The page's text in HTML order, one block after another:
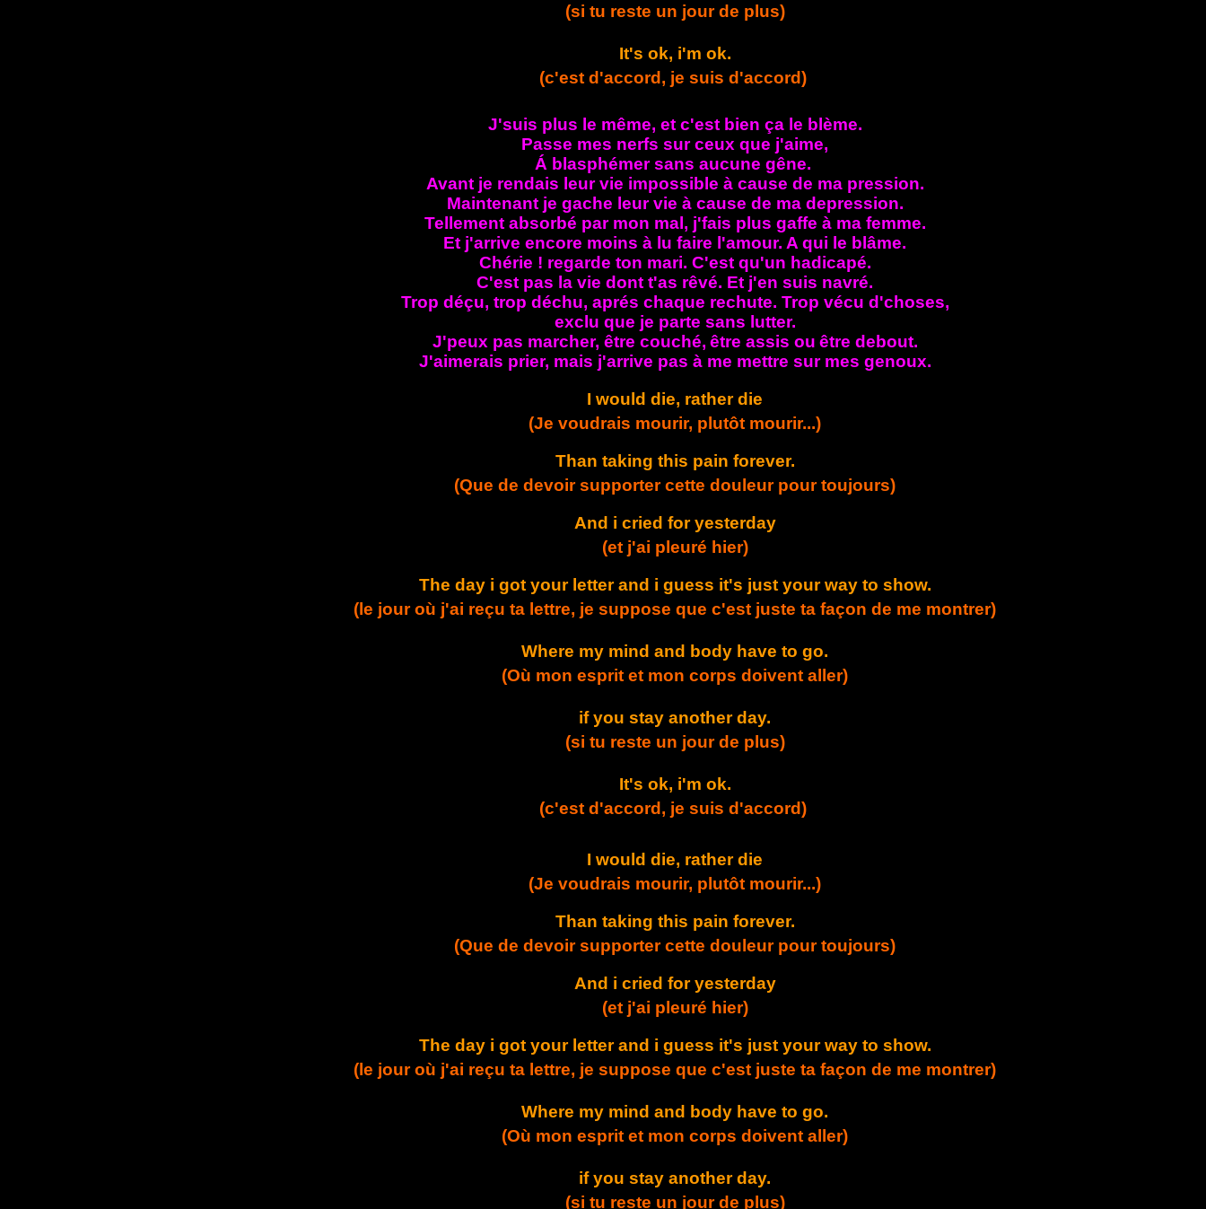
(si tu reste un jour de plus)
It's ok, i'm ok.
(c'est d'accord, je suis d'accord)
J'suis plus le même, et c'est bien ça le blème.
Passe mes nerfs sur ceux que j'aime,
Á blasphémer sans aucune gêne.
Avant je rendais leur vie impossible à cause de ma pression.
Maintenant je gache leur vie à cause de ma depression.
Tellement absorbé par mon mal, j'fais plus gaffe à ma femme.
Et j'arrive encore moins à lu faire l'amour. A qui le blâme.
Chérie ! regarde ton mari. C'est qu'un hadicapé.
C'est pas la vie dont t'as rêvé. Et j'en suis navré.
Trop déçu, trop déchu, aprés chaque rechute. Trop vécu d'choses,
exclu que je parte sans lutter.
J'peux pas marcher, être couché, être assis ou être debout.
J'aimerais prier, mais j'arrive pas à me mettre sur mes genoux.
I would die, rather die
(Je voudrais mourir, plutôt mourir...)
Than taking this pain forever.
(Que de devoir supporter cette douleur pour toujours)
And i cried for yesterday
(et j'ai pleuré hier)
The day i got your letter and i guess it's just your way to show.
(le jour où j'ai reçu ta lettre, je suppose que c'est juste ta façon de me montrer)
Where my mind and body have to go.
(Où mon esprit et mon corps doivent aller)
if you stay another day.
(si tu reste un jour de plus)
It's ok, i'm ok.
(c'est d'accord, je suis d'accord)
I would die, rather die
(Je voudrais mourir, plutôt mourir...)
Than taking this pain forever.
(Que de devoir supporter cette douleur pour toujours)
And i cried for yesterday
(et j'ai pleuré hier)
The day i got your letter and i guess it's just your way to show.
(le jour où j'ai reçu ta lettre, je suppose que c'est juste ta façon de me montrer)
Where my mind and body have to go.
(Où mon esprit et mon corps doivent aller)
if you stay another day.
(si tu reste un jour de plus)